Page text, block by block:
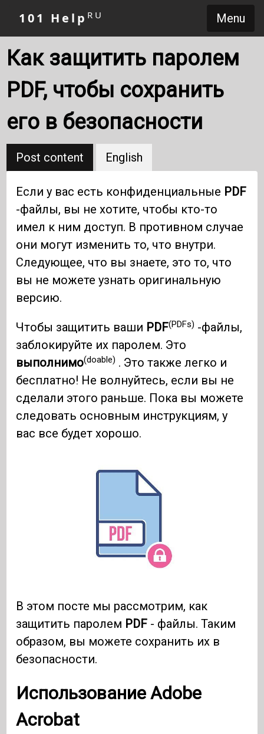
Menu
101 Help RU
Как защитить паролем
PDF, чтобы сохранить
его в безопасности
Post content English
Если у вас есть конфиденциальные PDF
-файлы, вы не хотите, чтобы кто-то
имел к ним доступ. В противном случае
они могут изменить то, что внутри.
Следующее, что вы знаете, это то, что
вы не можете узнать оригинальную
версию.
Чтобы защитить ваши PDF(PDFs) -файлы,
заблокируйте их паролем. Это
выполнимо(doable) . Это также легко и
бесплатно! Не волнуйтесь, если вы не
сделали этого раньше. Пока вы можете
следовать основным инструкциям, у
вас все будет хорошо.
В этом посте мы рассмотрим, как
защитить паролем PDF - файлы. Таким
образом, вы можете сохранить их в
безопасности.
Использование Adobe
Acrobat